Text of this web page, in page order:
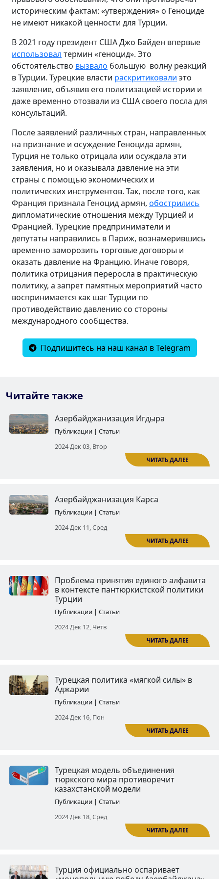
Читайте также
Азербайджанизация Игдыра
Публикации | Статьи
2024 Дек 03, Втор
историческим фактам: «утверждения» о Геноциде
не имеют никакой ценности для Турции.
В 2021 году президент США Джо Байден впервые
использовал термин «геноцид». Это
обстоятельство вызвало большую волну реакций
в Турции. Турецкие власти раскритиковали это
заявление, объявив его политизацией истории и
даже временно отозвали из США своего посла для
консультаций.
После заявлений различных стран, направленных
на признание и осуждение Геноцида армян,
Турция не только отрицала или осуждала эти
заявления, но и оказывала давление на эти
страны с помощью экономических и
политических инструментов. Так, после того, как
Франция признала Геноцид армян, обострились
дипломатические отношения между Турцией и
Францией. Турецкие предприниматели и
депутаты направились в Париж, вознамерившись
временно заморозить торговые договоры и
оказать давление на Францию. Иначе говоря,
политика отрицания переросла в практическую
политику, а запрет памятных мероприятий часто
воспринимается как шаг Турции по
противодействию давлению со стороны
международного сообщества.
Подпишитесь на наш канал в Telegram